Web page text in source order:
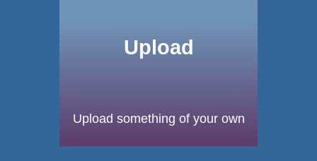
Upload
Upload something of your own